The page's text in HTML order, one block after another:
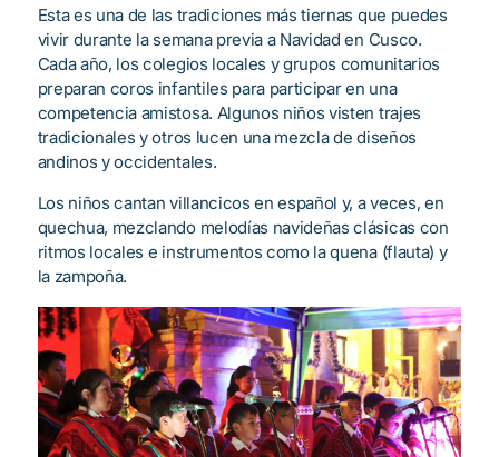
Esta es una de las tradiciones más tiernas que puedes
vivir durante la semana previa a Navidad en Cusco.
Cada año, los colegios locales y grupos comunitarios
preparan coros infantiles para participar en una
competencia amistosa. Algunos niños visten trajes
tradicionales y otros lucen una mezcla de diseños
andinos y occidentales.
Los niños cantan villancicos en español y, a veces, en
quechua, mezclando melodías navideñas clásicas con
ritmos locales e instrumentos como la quena (flauta) y
la zampoña.